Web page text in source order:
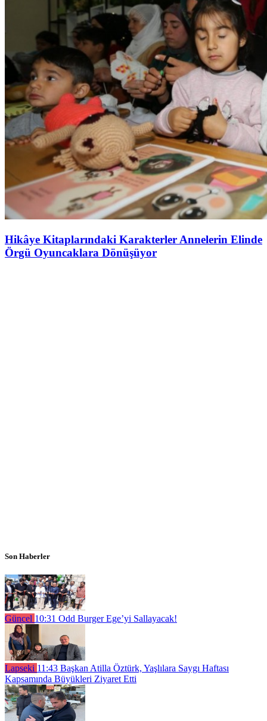
Hikâye Kitaplarındaki Karakterler Annelerin Elinde
Örgü Oyuncaklara Dönüşüyor
Son Haberler
Güncel 10:31 Odd Burger Ege’yi Sallayacak!
Lapseki 11:43 Başkan Atilla Öztürk, Yaşlılara Saygı Haftası
Kapsamında Büyükleri Ziyaret Etti